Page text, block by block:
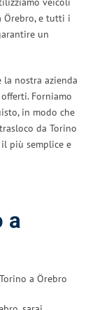
Örebro, e tutti i
un
nostra azienda
Forniamo
in modo che
da Torino
più semplice e
a
a Örebro